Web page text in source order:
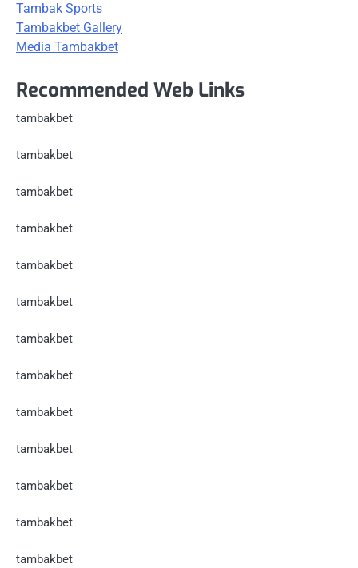
Tambak Sports
Tambakbet Gallery
Media Tambakbet
Recommended Web Links
tambakbet
tambakbet
tambakbet
tambakbet
tambakbet
tambakbet
tambakbet
tambakbet
tambakbet
tambakbet
tambakbet
tambakbet
tambakbet